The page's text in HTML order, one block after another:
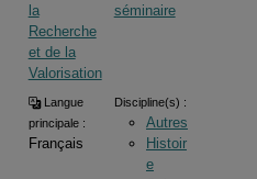
la
Recherche
et de la
Valorisation
séminaire
Langue
principale :
Français
Discipline(s) :
Autres
Histoir
e